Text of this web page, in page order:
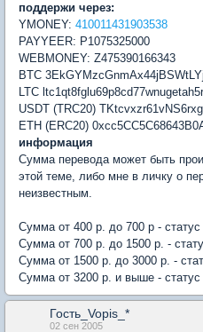
поддержи через:
YMONEY: 410011431903538
PAYYEER: P1075325000
WEBMONEY: Z475390166343
BTC
LTC
USDT (TRC20)
ETH (ERC20)
информация
Сумма перевода может быть
этой теме, либо мне в личку о
неизвестным.
Сумма от 400 р. до 700 р -
Сумма от 700 р. до 1500 р. -
Сумма от 1500 р. до 3000 р. -
Сумма от 3200 р. и выше -
Гость_Vopis_*
02 сен 2005